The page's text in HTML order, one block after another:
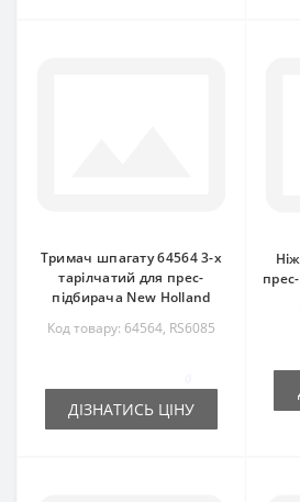
Тримач шпагату 64564 3-х
тарілчатий для прес-
підбирача New Holland
Код товару: 64564, RS6085
ДІЗНАТИСЬ ЦІНУ